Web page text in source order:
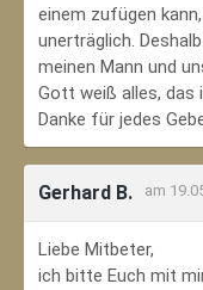
einem zufügen
unerträglich.
meinen Mann und
Gott weiß alles, das
Danke für jedes
Gerhard B. am
Liebe Mitbeter,
ich bitte Euch mit